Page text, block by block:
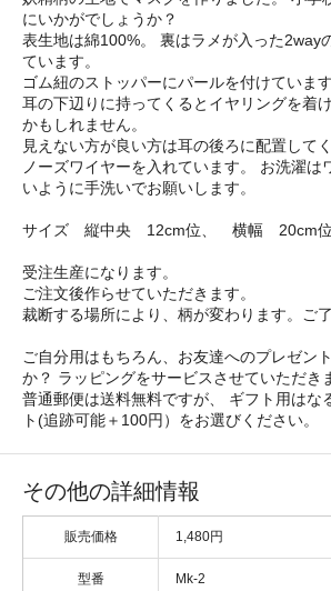
にいかがでしょうか？
表生地は綿100%。 裏はラメが入った2way
ています。
ゴム紐のストッパーにパールを付けています
耳の下辺りに持ってくるとイヤリングを着
かもしれません。
見えない方が良い方は耳の後ろに配置してく
ノーズワイヤーを入れています。 お洗濯は
いように手洗いでお願いします。
サイズ 縦中央 12cm位、 横幅 20cm位
受注生産になります。
ご注文後作らせていただきます。
裁断する場所により、柄が変わります。ご
ご自分用はもちろん、お友達へのプレゼン
か？ ラッピングをサービスさせていただき
普通郵便は送料無料ですが、 ギフト用はな
ト(追跡可能＋100円）をお選びください。
その他の詳細情報
販売価格 1,480円
型番 Mk-2